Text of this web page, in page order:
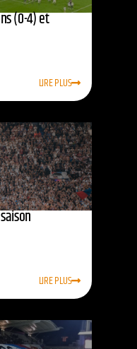
(0-4) et
LIRE PLUS
LIRE PLUS